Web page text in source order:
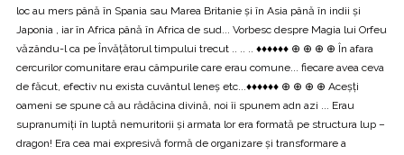
loc au mers până în Spania sau Marea Britanie și în Asia până în indii și
Japonia , iar în Africa până în Africa de sud... Vorbesc despre Magia lui Orfeu
văzându-l ca pe Învățătorul timpului trecut .. .. .. ♦♦♦♦♦♦ ⊕ ⊕ ⊕ ⊕ În afara
cercurilor comunitare erau câmpurile care erau comune... fiecare avea ceva
de făcut, efectiv nu exista cuvântul leneș etc...♦♦♦♦♦♦ ⊕ ⊕ ⊕ ⊕ Aceșți
oameni se spune că au rădăcina divină, noi îi spunem adn azi ... Erau
supranumiți în luptă nemuritorii și armata lor era formată pe structura lup –
dragon! Era cea mai expresivă formă de organizare și transformare a